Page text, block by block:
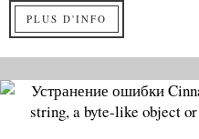
PLUS D'INFO